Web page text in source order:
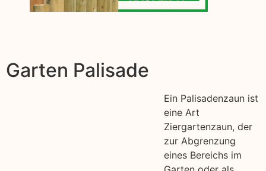
Garten Palisade
Ein Palisadenzaun ist
eine Art
Ziergartenzaun, der
zur Abgrenzung
eines Bereichs im